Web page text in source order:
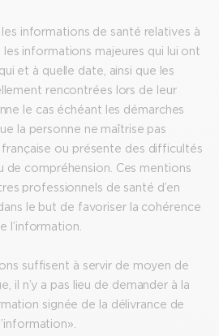
informations de santé relatives à
informations majeures qui lui ont
et à quelle date, ainsi que les
rencontrées lors de leur
le cas échéant les démarches
la personne ne maîtrise pas
ou présente des difficultés
de compréhension. Ces mentions
professionnels de santé d’en
le but de favoriser la cohérence
l’information.
suffisent à servir de moyen de
il n’y a pas lieu de demander à la
signée de la délivrance de
l’information ».